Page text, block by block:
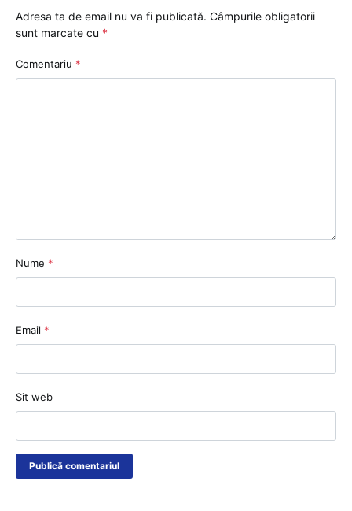
Adresa ta de email nu va fi publicată. Câmpurile obligatorii
sunt marcate cu *
Comentariu *
Nume *
Email *
Sit web